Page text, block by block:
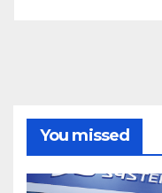
You missed